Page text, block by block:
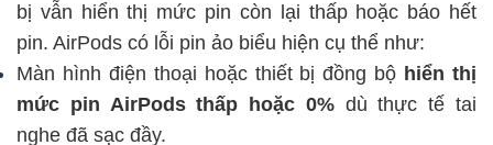
bị vẫn hiển thị mức pin còn lại thấp hoặc báo hết
pin. AirPods có lỗi pin ảo biểu hiện cụ thể như:
Màn hình điện thoại hoặc thiết bị đồng bộ hiển thị
mức pin AirPods thấp hoặc 0% dù thực tế tai
nghe đã sạc đầy.